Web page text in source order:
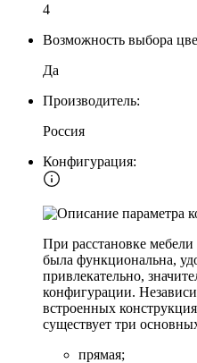
4
Возможность выбора
Да
Производитель:
Россия
Конфигурация:
При расстановке
была функциональна,
привлекательно,
конфигурации.
встроенных
существует три
прямая;